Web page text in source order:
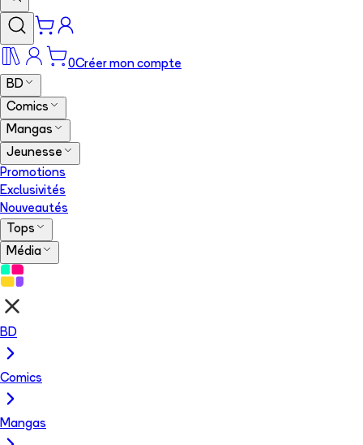
0Créer mon compte
BD
Comics
Mangas
Jeunesse
Promotions
Exclusivités
Nouveautés
Tops
Média
BD
Comics
Mangas